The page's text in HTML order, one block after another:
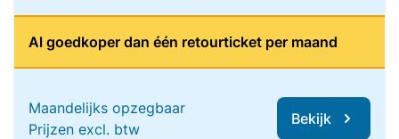
Al goedkoper dan één retourticket per maand
Maandelijks opzegbaar
Prijzen excl. btw
Bekijk